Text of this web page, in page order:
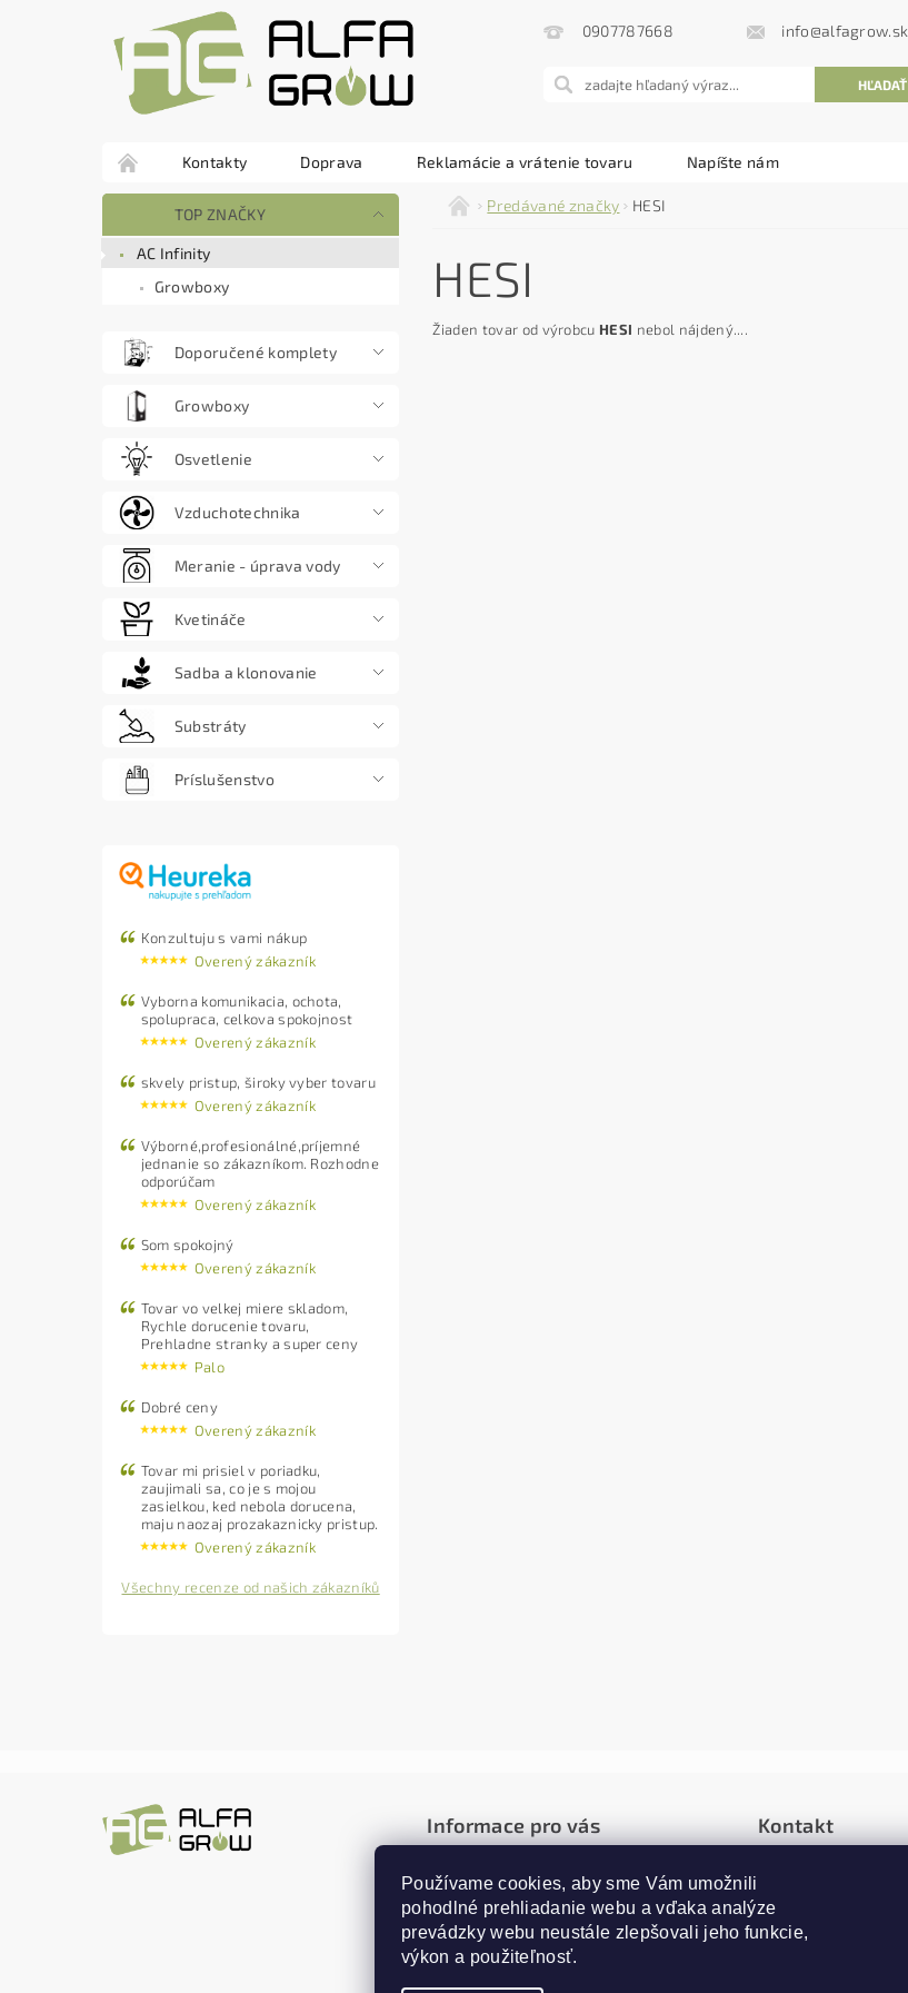
0907787668 info@alfagrow.sk
Kontakty Doprava Reklamácie a vrátenie tovaru Napíšte nám
TOP ZNAČKY
AC Infinity
Growboxy
Doporučené komplety
Growboxy
Osvetlenie
Vzduchotechnika
Meranie - úprava vody
Kvetináče
Sadba a klonovanie
Substráty
Príslušenstvo
Konzultuju s vami nákup
Overený zákazník
Vyborna komunikacia, ochota,
spolupraca, celkova spokojnost
Overený zákazník
skvely pristup, široky vyber tovaru
Overený zákazník
Výborné,profesionálné,príjemné
jednanie so zákazníkom. Rozhodne
odporúčam
Overený zákazník
Som spokojný
Overený zákazník
Tovar vo velkej miere skladom,
Rychle dorucenie tovaru,
Prehladne stranky a super ceny
Palo
Dobré ceny
Overený zákazník
Tovar mi prisiel v poriadku,
zaujimali sa, co je s mojou
zasielkou, ked nebola dorucena,
maju naozaj prozakaznicky pristup.
Overený zákazník
Všechny recenze od našich zákazníků
Predávané značky HESI
HESI
Žiaden tovar od výrobcu HESI nebol nájdený....
Informace pro vás
Doprava
Reklamácie a vrátenie tovaru
Ochrana osobných údajov
Kontakty
Kontakt
Používame cookies, aby sme Vám umožnili
pohodlné prehliadanie webu a vďaka analýze
prevádzky webu neustále zlepšovali jeho funkcie,
výkon a použiteľnosť.